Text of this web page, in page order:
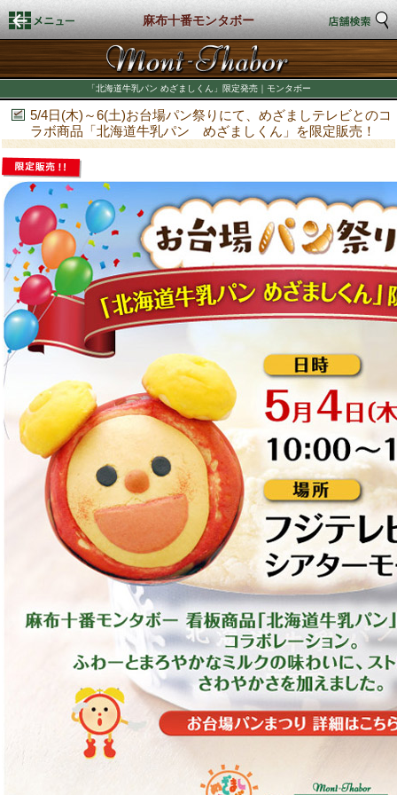
麻布十番モンタボー
「北海道牛乳パン めざましくん」限定発売｜モンタボー
5/4日(木)～6(土)お台場パン祭りにて、めざましテレビとのコ
ラボ商品「北海道牛乳パン めざましくん」を限定販売！
HOME
店舗検索
新着情報
商品情報
店頭商品
商品カロリー表示
期間限定商品
店舗スタイル
私たちのこだわり
商品づくり
スタッフの心得
パンと合うおすすめ料理!!
キャンペーン
モンタボー公式ショップ
会社情報